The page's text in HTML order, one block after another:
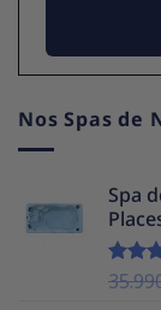
Nos Spas de
Spa
Note